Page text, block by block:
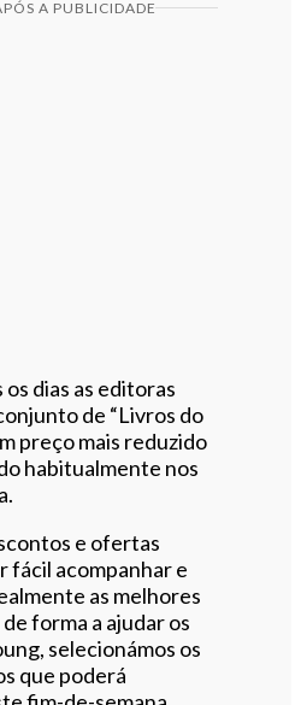
A PUBLICIDADE
dias as editoras
de “Livros do
preço mais reduzido
habitualmente nos
e ofertas
fácil acompanhar e
as melhores
forma a ajudar os
selecionámos os
que poderá